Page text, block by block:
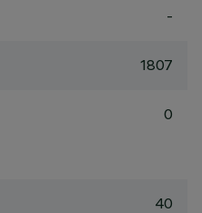
-
1807
0
40